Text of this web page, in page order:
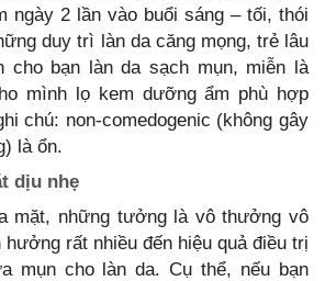
ngày 2 lần vào buổi sáng – tối, thói
duy trì làn da căng mọng, trẻ lâu
cho bạn làn da sạch mụn, miễn là
mình lọ kem dưỡng ẩm phù hợp
chú: non-comedogenic (không gây
là ổn.
dịu nhẹ
mặt, những tưởng là vô thưởng vô
hưởng rất nhiều đến hiệu quả điều trị
mụn cho làn da. Cụ thể, nếu bạn